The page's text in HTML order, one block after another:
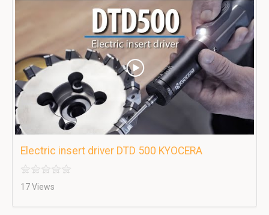
Electric insert driver DTD 500 KYOCERA
17 Views